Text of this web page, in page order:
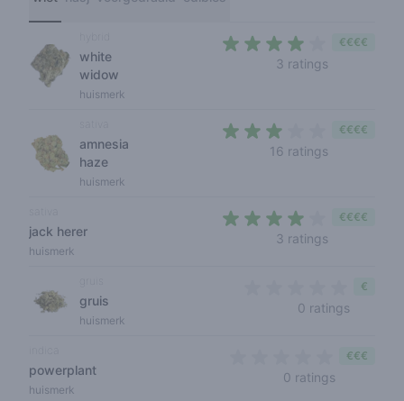
white
widow
huismerk
3 ratings
€€€€
amnesia
haze
huismerk
16 ratings
€€€€
jack herer
huismerk
3 ratings
€€€€
gruis
huismerk
0 ratings
€
powerplant
huismerk
0 ratings
€€€